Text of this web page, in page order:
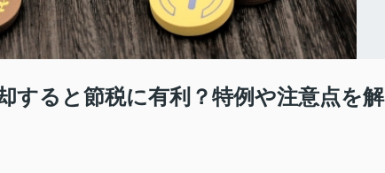
すると節税に有利？特例や注意点を解